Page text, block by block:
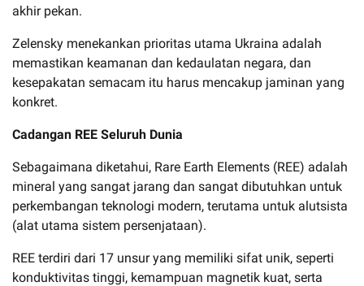
akhir pekan.
Zelensky menekankan prioritas utama Ukraina adalah
memastikan keamanan dan kedaulatan negara, dan
kesepakatan semacam itu harus mencakup jaminan yang
konkret.
Cadangan REE Seluruh Dunia
Sebagaimana diketahui, Rare Earth Elements (REE) adalah
mineral yang sangat jarang dan sangat dibutuhkan untuk
perkembangan teknologi modern, terutama untuk alutsista
(alat utama sistem persenjataan).
REE terdiri dari 17 unsur yang memiliki sifat unik, seperti
konduktivitas tinggi, kemampuan magnetik kuat, serta